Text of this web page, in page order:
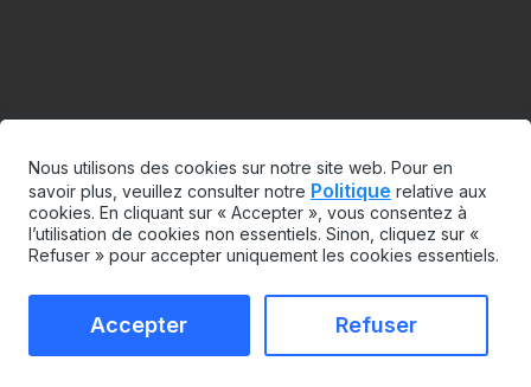
Nous utilisons des cookies sur notre site web. Pour en
savoir plus, veuillez consulter notre Politique relative aux
cookies. En cliquant sur « Accepter », vous consentez à
l’utilisation de cookies non essentiels. Sinon, cliquez sur «
Refuser » pour accepter uniquement les cookies essentiels.
Accepter Refuser